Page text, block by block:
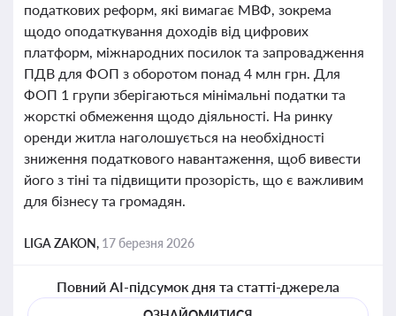
податкових реформ, які вимагає МВФ, зокрема
щодо оподаткування доходів від цифрових
платформ, міжнародних посилок та запровадження
ПДВ для ФОП з оборотом понад 4 млн грн. Для
ФОП 1 групи зберігаються мінімальні податки та
жорсткі обмеження щодо діяльності. На ринку
оренди житла наголошується на необхідності
зниження податкового навантаження, щоб вивести
його з тіні та підвищити прозорість, що є важливим
для бізнесу та громадян.
LIGA ZAKON, 17 березня 2026
Повний AI-підсумок дня та статті-джерела